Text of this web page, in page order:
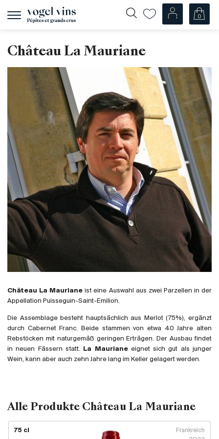
0
Navigation
Champagner
Roséweine
Rotweine
Schaumweine
Spirituosen
Diverse
Unsere Weine nach Ländern
Schweiz
Frankreich
Italien
Spanien
Südafrika
Argentinien
Österreich
Brasilien
Neuseeland
Château La Mauriane
Château La Mauriane ist eine Auswahl aus zwei Parzellen in der
Appellation Puisseguin-Saint-Emilion.
Die Assemblage besteht hauptsächlich aus Merlot (75%), ergänzt
durch Cabernet Franc. Beide stammen von etwa 40 Jahre alten
Rebstöcken mit naturgemäß geringen Erträgen. Der Ausbau findet
in neuen Fässern statt. La Maurianeeignet sich gut als junger
Wein, kann aber auch zehn Jahre lang im Keller gelagert werden.
Alle Produkte Château La Mauriane
75 cl
Frankreich